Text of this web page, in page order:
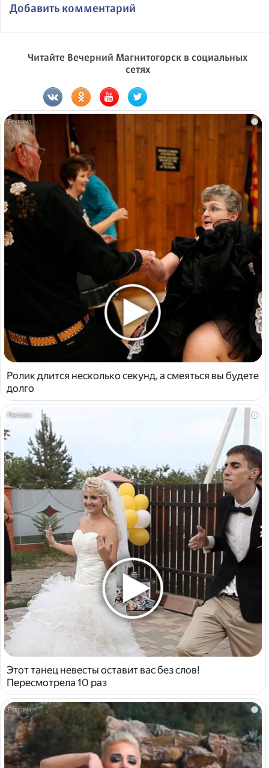
Добавить комментарий
Читайте Вечерний Магнитогорск в социальных
сетях
i
Ролик длится несколько секунд, а смеяться вы будете
долго
i
Этот танец невесты оставит вас без слов!
Пересмотрела 10 раз
i